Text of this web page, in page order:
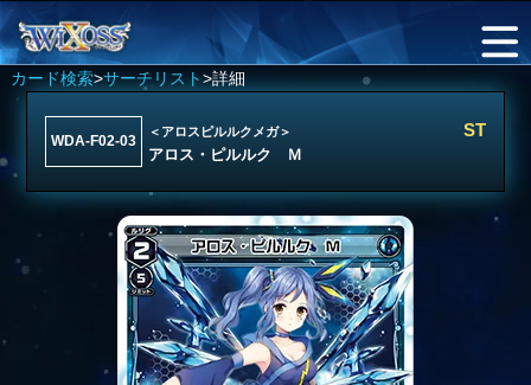
カード検索>サーチリスト>詳細
WDA-F02-03
＜アロスピルルクメガ＞
アロス・ピルルク Ｍ
ST